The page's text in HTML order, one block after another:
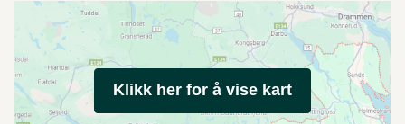
Klikk her for å vise kart